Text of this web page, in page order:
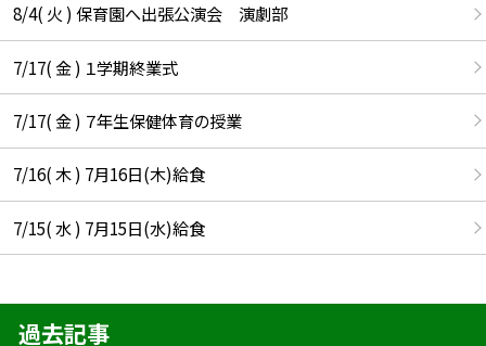
8/4( 火 ) 保育園へ出張公演会 演劇部
7/17( 金 ) １学期終業式
7/17( 金 ) ７年生保健体育の授業
7/16( 木 ) 7月16日(木)給食
7/15( 水 ) 7月15日(水)給食
過去記事